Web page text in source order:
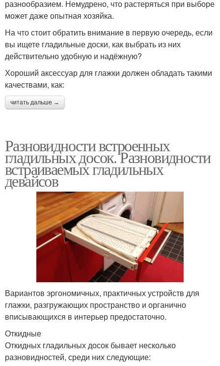
разнообразием. Немудрено, что растеряться при выборе
может даже опытная хозяйка.
На что стоит обратить внимание в первую очередь, если
вы ищете гладильные доски, как выбрать из них
действительно удобную и надёжную?
Хороший аксессуар для глажки должен обладать такими
качествами, как:
читать дальше →
Разновидности встроенных
гладильных досок. Разновидности
встраиваемых гладильных
девайсов
Вариантов эргономичных, практичных устройств для
глажки, разгружающих пространство и органично
вписывающихся в интерьер предостаточно.
Откидные
Откидных гладильных досок бывает несколько
разновидностей, среди них следующие: